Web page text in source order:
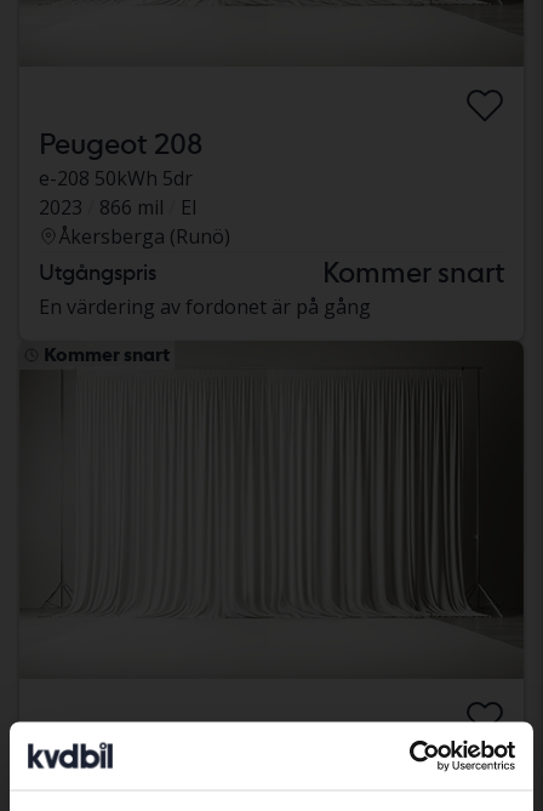
Peugeot 208
e-208 50kWh 5dr
2023
866 mil
El
Åkersberga (Runö)
Utgångspris Kommer snart
En värdering av fordonet är på gång
Kommer snart
Peugeot 208